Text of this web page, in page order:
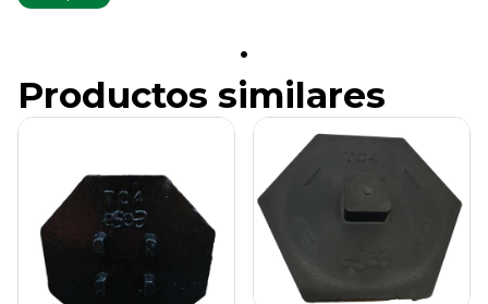
Productos similares